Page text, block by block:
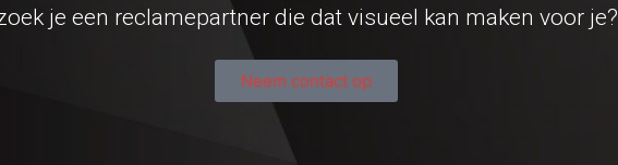
je een reclamepartner die dat visueel kan maken voor je?
Neem contact op